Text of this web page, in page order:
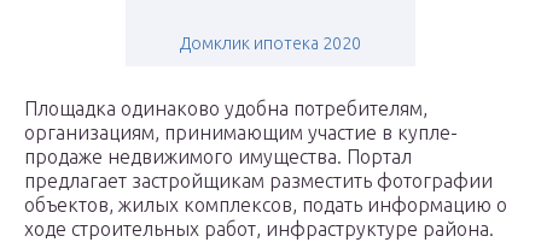
Домклик ипотека 2020
Площадка одинаково удобна потребителям,
организациям, принимающим участие в купле-
продаже недвижимого имущества. Портал
предлагает застройщикам разместить фотографии
объектов, жилых комплексов, подать информацию о
ходе строительных работ, инфраструктуре района.